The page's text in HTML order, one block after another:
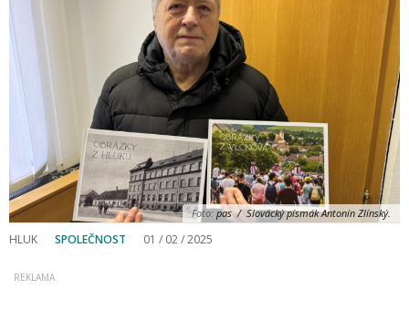
Foto:pas / Slovácký písmák Antonín Zlínský.
HLUK SPOLEČNOST 01 / 02 / 2025